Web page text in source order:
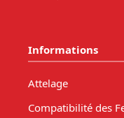
Informations
Attelage
Compatibilité des